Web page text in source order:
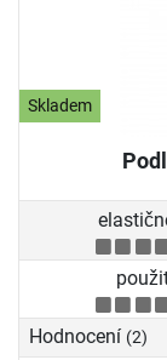
Skladem
Hodnocení (2)